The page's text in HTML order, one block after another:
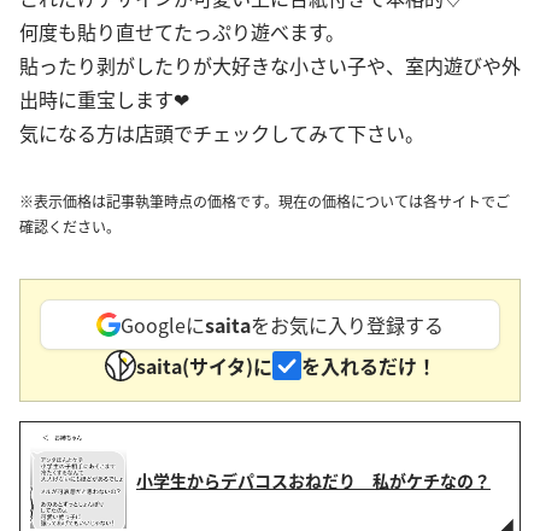
何度も貼り直せてたっぷり遊べます。
貼ったり剥がしたりが大好きな小さい子や、室内遊びや外
出時に重宝します❤︎
気になる方は店頭でチェックしてみて下さい。
※表示価格は記事執筆時点の価格です。現在の価格については各サイトでご
確認ください。
Googleにsaitaをお気に入り登録する
saita(サイタ)に
を入れるだけ！
小学生からデパコスおねだり 私がケチなの？